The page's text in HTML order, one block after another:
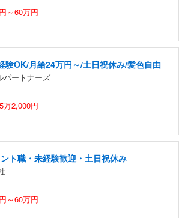
～60万円
験OK/月給24万円～/土日祝休み/髪色自由
パートナーズ
万2,000円
ト職・未経験歓迎・土日祝休み
～60万円